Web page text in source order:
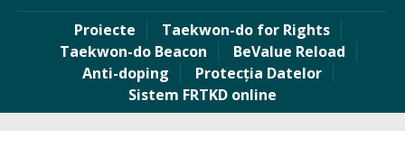
Proiecte
Taekwon-do for Rights
Taekwon-do Beacon
BeValue Reload
Anti-doping
Protecția Datelor
Sistem FRTKD online